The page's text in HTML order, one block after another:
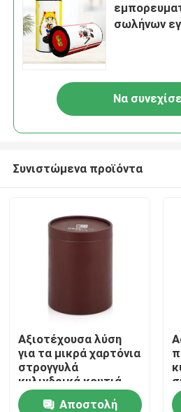
Προϊόντα
βίντεο
σωλήνων
Να
Συνιστώμενα προϊόντα
Αξιοτέχουσα λύση
για τα μικρά χαρτόνια
στρογγυλά
κυλινδρικά κουτιά
χαρτιού δώρων
Αποστολή